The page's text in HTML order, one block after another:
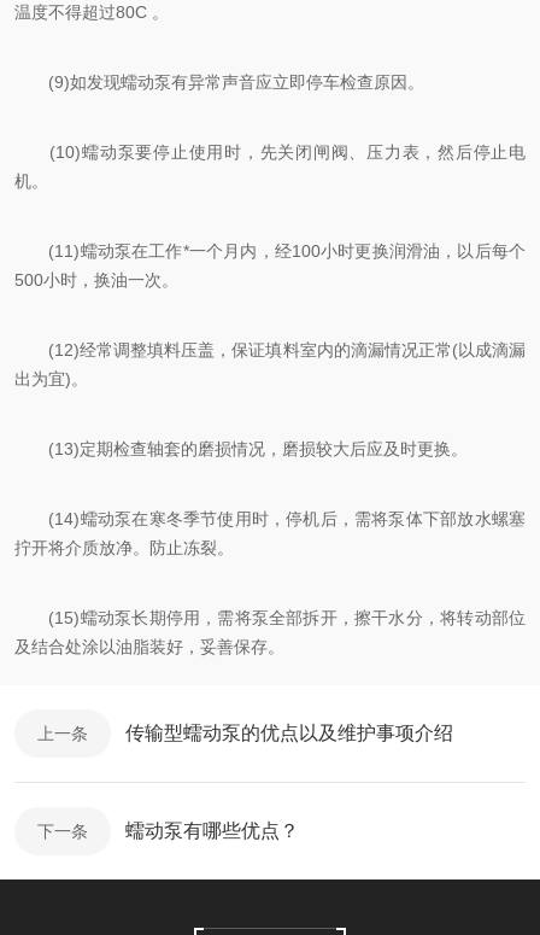
温度不得超过80C 。
(9)如发现蠕动泵有异常声音应立即停车检查原因。
(10)蠕动泵要停止使用时，先关闭闸阀、压力表，然后停止电
机。
(11)蠕动泵在工作*一个月内，经100小时更换润滑油，以后每个
500小时，换油一次。
(12)经常调整填料压盖，保证填料室内的滴漏情况正常(以成滴漏
出为宜)。
(13)定期检查轴套的磨损情况，磨损较大后应及时更换。
(14)蠕动泵在寒冬季节使用时，停机后，需将泵体下部放水螺塞
拧开将介质放净。防止冻裂。
(15)蠕动泵长期停用，需将泵全部拆开，擦干水分，将转动部位
及结合处涂以油脂装好，妥善保存。
上一条 传输型蠕动泵的优点以及维护事项介绍
下一条 蠕动泵有哪些优点？